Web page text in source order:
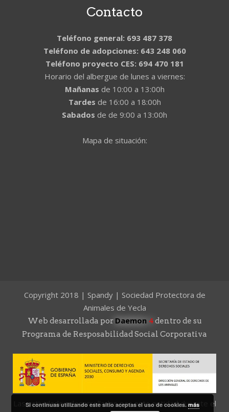
Contacto
Teléfono general: 693 487 378
Teléfono de adopciones: 643 248 060
Teléfono proyecto CES: 694 470 181
Horario del albergue de lunes a viernes:
Mañanas de 10:00 a 13:00h
Tardes de 16:00 a 18:00h
Sabados de de 9:00 a 13:00h
Mapa de situación:
Copyright 2018 | Spandy | Sociedad Protectora de
Animales de Yecla
Web desarrollada por Daemon 4dentro de su
Programa de Resposabilidad Social Corporativa
Las actividades desarrolladas por esta entidad durante el
Si continuas utilizando este sitio aceptas el uso de cookies.más